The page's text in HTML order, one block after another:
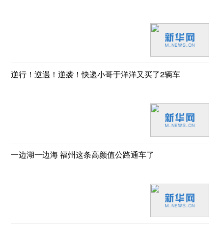
逆行！逆遇！逆袭！快递小哥于洋洋又买了2辆车
一边湖一边海 福州这条高颜值公路通车了